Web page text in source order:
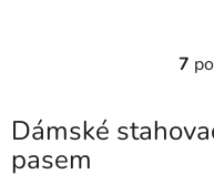
7
Dámské
pasem